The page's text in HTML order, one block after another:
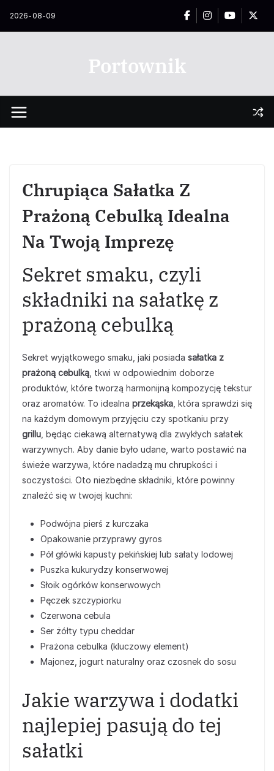
2026-08-09
Portownik
Chrupiąca Sałatka Z
Prażoną Cebulką Idealna
Na Twoją Imprezę
Sekret smaku, czyli
składniki na sałatkę z
prażoną cebulką
Sekret wyjątkowego smaku, jaki posiada sałatka z
prażoną cebulką , tkwi w odpowiednim doborze
produktów, które tworzą harmonijną kompozycję tekstur
oraz aromatów. To idealna przekąska , która sprawdzi się
na każdym domowym przyjęciu czy spotkaniu przy
grillu , będąc ciekawą alternatywą dla zwykłych sałatek
warzywnych. Aby danie było udane, warto postawić na
świeże warzywa, które nadadzą mu chrupkości i
soczystości. Oto niezbędne składniki, które powinny
znaleźć się w twojej kuchni:
Podwójna pierś z kurczaka
Opakowanie przyprawy gyros
Pół główki kapusty pekińskiej lub sałaty lodowej
Puszka kukurydzy konserwowej
Słoik ogórków konserwowych
Pęczek szczypiorku
Czerwona cebula
Ser żółty typu cheddar
Prażona cebulka (kluczowy element)
Majonez, jogurt naturalny oraz czosnek do sosu
Jakie warzywa i dodatki
najlepiej pasują do tej
sałatki